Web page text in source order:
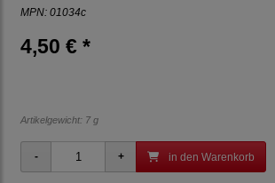
MPN: 01034c
4,50 € *
Artikelgewicht: 7 g
in den Warenkorb